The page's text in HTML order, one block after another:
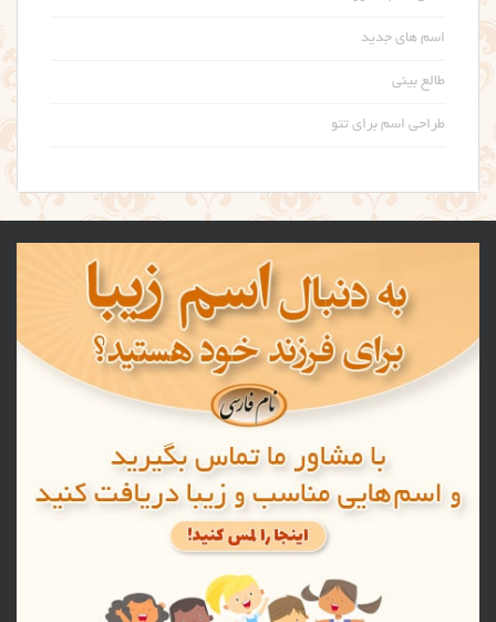
اسم های جدید
طالع بینی
طراحی اسم برای تتو